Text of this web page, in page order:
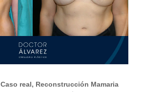
Caso real, Reconstrucción Mamaria